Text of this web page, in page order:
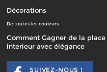
Décorations
De toutes les couleurs
Comment Gagner de la
interieur avec élégance
SUIVEZ-NOUS !